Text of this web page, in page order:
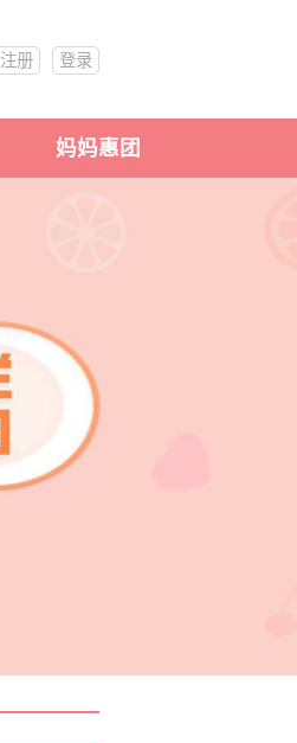
注册 登录
妈妈惠团